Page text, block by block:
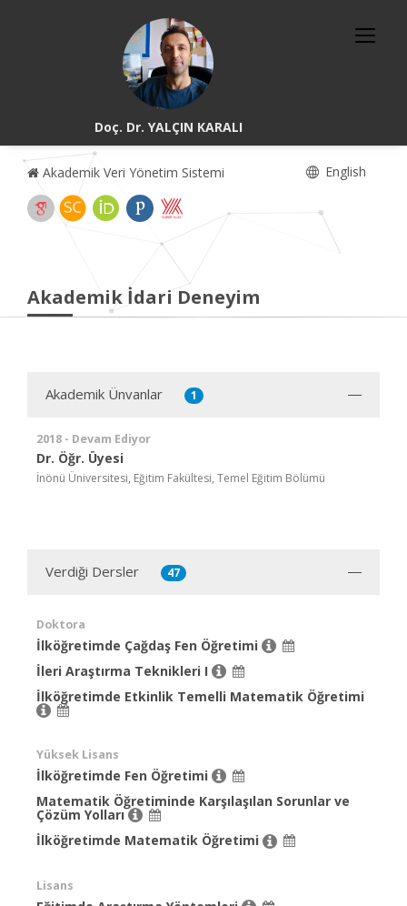
Doç. Dr. YALÇIN KARALI
Akademik Veri Yönetim Sistemi English
Akademik İdari Deneyim
Akademik Ünvanlar 1
2018 - Devam Ediyor
Dr. Öğr. Üyesi
İnönü Üniversitesi, Eğitim Fakültesi, Temel Eğitim Bölümü
Verdiği Dersler 47
Doktora
İlköğretimde Çağdaş Fen Öğretimi
İleri Araştırma Teknikleri I
İlköğretimde Etkinlik Temelli Matematik Öğretimi
Yüksek Lisans
İlköğretimde Fen Öğretimi
Matematik Öğretiminde Karşılaşılan Sorunlar ve
Çözüm Yolları
İlköğretimde Matematik Öğretimi
Lisans